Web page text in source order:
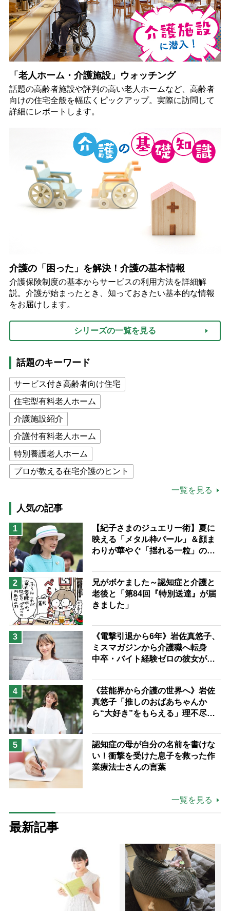
「老人ホーム・介護施設」ウォッチング
話題の高齢者施設や評判の高い老人ホームなど、高齢者
向けの住宅全般を幅広くピックアップ。実際に訪問して
詳細にレポートします。
介護の「困った」を解決！介護の基本情報
介護保険制度の基本からサービスの利用方法を詳細解
説。介護が始まったとき、知っておきたい基本的な情報
をお届けします。
シリーズの一覧を見る
話題のキーワード
サービス付き高齢者向け住宅
住宅型有料老人ホーム
介護施設紹介
介護付有料老人ホーム
特別養護老人ホーム
プロが教える在宅介護のヒント
高木ブー
ケアマネジャー
猫が母になつきません
息子の遠距離介護サバイバル術
兄がボケました
予防法
一覧を見る
人気の記事
1
【紀子さまのジュエリー術】夏に
映える「メタル枠パール」＆顔ま
わりが華やぐ「揺れる一粒」の使
2
兄がボケました～認知症と介護と
老後と「第84回『特別送達』が届
きました」
3
《電撃引退から6年》岩佐真悠子、
ミスマガジンから介護職へ転身
中卒・バイト経験ゼロの彼女が見
ながら自分らしくいられる」
4
《芸能界から介護の世界へ》岩佐
真悠子「推しのおばあちゃんか
ら“大好き”をもらえる」理不尽さ
場は「愛おしい」
5
認知症の母が自分の名前を書けな
い！衝撃を受けた息子を救った作
業療法士さんの言葉
一覧を見る
最新記事